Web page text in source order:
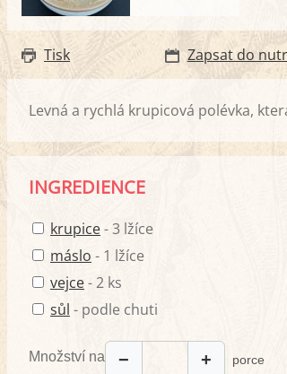
Tisk Zapsat do
Levná a rychlá krupicová polévka,
INGREDIENCE
krupice- 3 lžíce
máslo - 1 lžíce
vejce- 2 ks
sůl - podle chuti
Množství na − + porce